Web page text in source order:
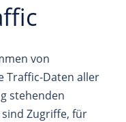
von
Traffic-Daten aller
stehenden
sind Zugriffe, für